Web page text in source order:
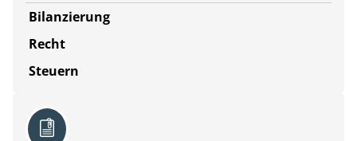
Bilanzierung
Recht
Steuern